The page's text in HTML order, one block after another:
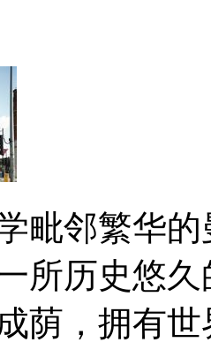
毗邻繁华
所历史悠
荫，拥有